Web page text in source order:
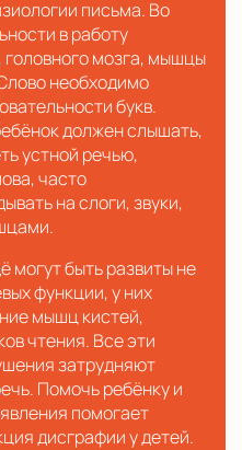
письма. Во
в работу
мозга, мышцы
необходимо
букв.
должен слышать,
устной речью,
часто
на слоги, звуки,
могут быть развиты не
функции, у них
мышц кистей,
чтения. Все эти
затрудняют
Помочь ребёнку и
помогает
дисграфии у детей.